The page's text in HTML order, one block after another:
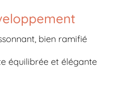
bien ramifié
équilibrée et élégante